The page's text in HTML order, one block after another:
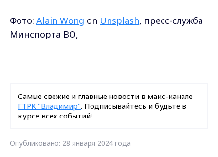
Фото: Alain Wong on Unsplash, пресс-служба
Минспорта ВО,
Самые свежие и главные новости в макс-канале
ГТРК "Владимир". Подписывайтесь и будьте в
курсе всех событий!
Опубликовано: 28 января 2024 года